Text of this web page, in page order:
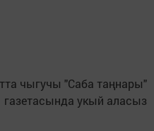
чыгучы "Саба таңнары"
газетасында укый аласыз